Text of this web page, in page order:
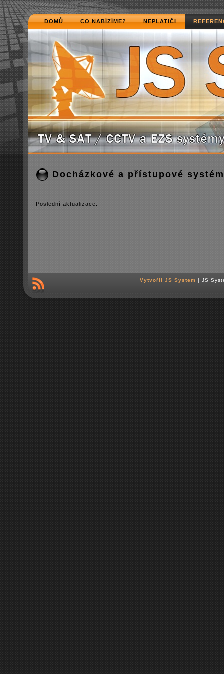
DOMŮ CO NABÍZÍME? NEPLATIČI
Docházkové a přístupové
Poslední­ aktualizace.
Vytvořil JS System | JS